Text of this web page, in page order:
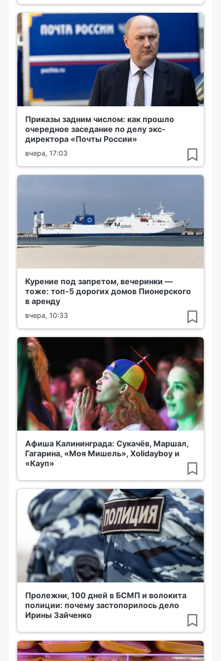
Приказы задним числом: как прошло
очередное заседание по делу экс-
директора «Почты России»
вчера, 17:03
Курение под запретом, вечеринки —
тоже: топ-5 дорогих домов Пионерского
в аренду
вчера, 10:33
Афиша Калининграда: Сукачёв, Маршал,
Гагарина, «Моя Мишель», Xolidayboy и
«Кауп»
Пролежни, 100 дней в БСМП и волокита
полиции: почему застопорилось дело
Ирины Зайченко